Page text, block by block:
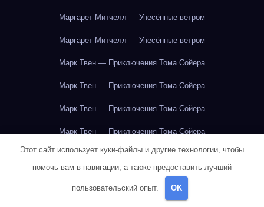
Маргарет Митчелл — Унесённые ветром
Маргарет Митчелл — Унесённые ветром
Марк Твен — Приключения Тома Сойера
Марк Твен — Приключения Тома Сойера
Марк Твен — Приключения Тома Сойера
Марк Твен — Приключения Тома Сойера
Марк Твен — Приключения Тома Сойера
Марк Твен — Приключения Тома Сойера
Марк Твен — Приключения Тома Сойера
Этот сайт использует куки-файлы и другие технологии, чтобы
помочь вам в навигации, а также предоставить лучший
пользовательский опыт. OK